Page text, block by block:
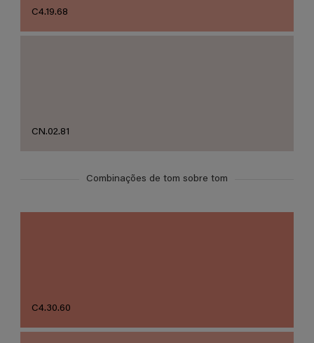
C4.19.68
CN.02.81
Combinações de tom sobre tom
C4.30.60